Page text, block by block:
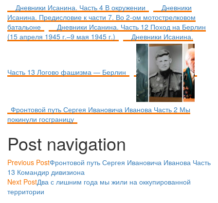
Дневники Исанина. Часть 4 В окружении
Дневники
Исанина. Предисловие к части 7. Во 2-ом мотострелковом
батальоне
Дневники Исанина. Часть 12 Поход на Берлин
(15 апреля 1945 г.–9 мая 1945 г.)
Дневники Исанина.
Часть 13 Логово фашизма — Берлин
Фронтовой путь Сергея Ивановича Иванова Часть 2 Мы
покинули госграницу
Post navigation
Previous PostФронтовой путь Сергея Ивановича Иванова Часть
13 Командир дивизиона
Next PostДва с лишним года мы жили на оккупированной
территории